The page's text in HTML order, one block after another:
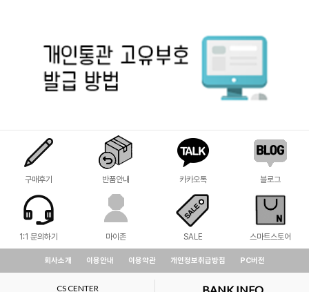
구매후기 반품안내 카카오톡 블로그
1:1 문의하기 마이존 SALE 스마트스토어
회사소개 이용안내 이용약관 개인정보취급방침 PC버전
CS CENTER